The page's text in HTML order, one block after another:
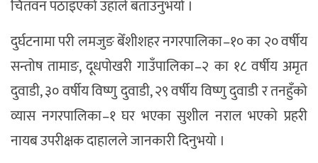
चितवन पठाइएको उहाँले बताउनुभयो ।
दुर्घटनामा परी लमजुङ बेँशीशहर नगरपालिका–१० का २० वर्षीय
सन्तोष तामाङ, दूधपोखरी गाउँपालिका–२ का १८ वर्षीय अमृत
दुवाडी, ३० वर्षीय विष्णु दुवाडी, २९ वर्षीय विष्णु दुवाडी र तनहुँको
व्यास नगरपालिका–१ घर भएका सुशील नराल भएको प्रहरी
नायब उपरीक्षक दाहालले जानकारी दिनुभयो ।